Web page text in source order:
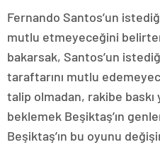
Fernando Santos’un
mutlu etmeyeceğini
bakarsak, Santos’un
taraftarını mutlu
talip olmadan, rakibe
beklemek Beşiktaş’ın
Beşiktaş’ın bu oyunu